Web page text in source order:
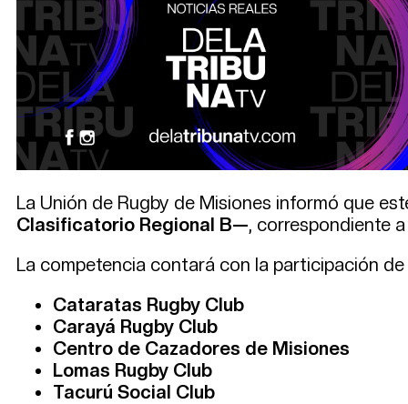
La Unión de Rugby de Misiones informó que
Clasificatorio Regional B—, correspondiente
La competencia contará con la participación
Cataratas Rugby Club
Carayá Rugby Club
Centro de Cazadores de Misiones
Lomas Rugby Club
Tacurú Social Club